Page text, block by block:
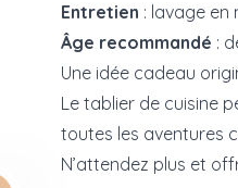
Entretien : lavage en
Âge recommandé :
Une idée cadeau
Le tablier de cuisine
toutes les aventures
N’attendez plus et